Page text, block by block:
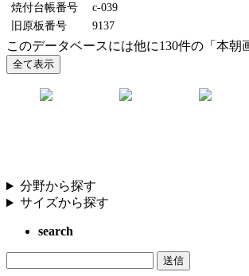
焼付台帳番号
c-039
旧原板番号
9137
このデータベースには他に130件の「本朝
分野から探す
サイズから探す
search